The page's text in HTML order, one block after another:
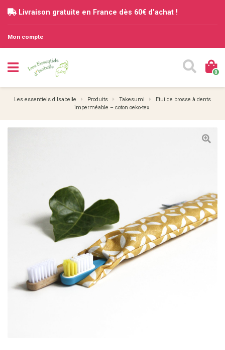
Livraison gratuite en France dès 60€ d’achat !
Mon compte
0
Les essentiels d'Isabelle Produits Takesumi
Etui de brosse à dents
imperméable – coton oeko-tex.